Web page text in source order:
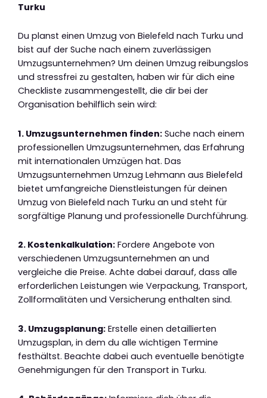
Turku
Du planst einen Umzug von Bielefeld nach Turku und
bist auf der Suche nach einem zuverlässigen
Umzugsunternehmen? Um deinen Umzug reibungslos
und stressfrei zu gestalten, haben wir für dich eine
Checkliste zusammengestellt, die dir bei der
Organisation behilflich sein wird:
1. Umzugsunternehmen finden: Suche nach einem
professionellen Umzugsunternehmen, das Erfahrung
mit internationalen Umzügen hat. Das
Umzugsunternehmen Umzug Lehmann aus Bielefeld
bietet umfangreiche Dienstleistungen für deinen
Umzug von Bielefeld nach Turku an und steht für
sorgfältige Planung und professionelle Durchführung.
2. Kostenkalkulation: Fordere Angebote von
verschiedenen Umzugsunternehmen an und
vergleiche die Preise. Achte dabei darauf, dass alle
erforderlichen Leistungen wie Verpackung, Transport,
Zollformalitäten und Versicherung enthalten sind.
3. Umzugsplanung: Erstelle einen detaillierten
Umzugsplan, in dem du alle wichtigen Termine
festhältst. Beachte dabei auch eventuelle benötigte
Genehmigungen für den Transport in Turku.